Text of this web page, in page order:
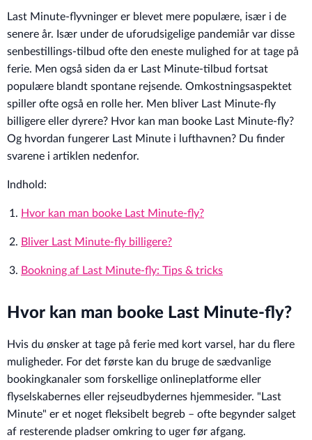
Last Minute-flyvninger er blevet mere populære, især i de
senere år. Især under de uforudsigelige pandemiår var disse
senbestillings-tilbud ofte den eneste mulighed for at tage på
ferie. Men også siden da er Last Minute-tilbud fortsat
populære blandt spontane rejsende. Omkostningsaspektet
spiller ofte også en rolle her. Men bliver Last Minute-fly
billigere eller dyrere? Hvor kan man booke Last Minute-fly?
Og hvordan fungerer Last Minute i lufthavnen? Du finder
svarene i artiklen nedenfor.
Indhold:
Hvor kan man booke Last Minute-fly?
Bliver Last Minute-fly billigere?
Bookning af Last Minute-fly: Tips & tricks
Hvor kan man booke Last Minute-fly?
Hvis du ønsker at tage på ferie med kort varsel, har du flere
muligheder. For det første kan du bruge de sædvanlige
bookingkanaler som forskellige onlineplatforme eller
flyselskabernes eller rejseudbydernes hjemmesider. "Last
Minute" er et noget fleksibelt begreb – ofte begynder salget
af resterende pladser omkring to uger før afgang.